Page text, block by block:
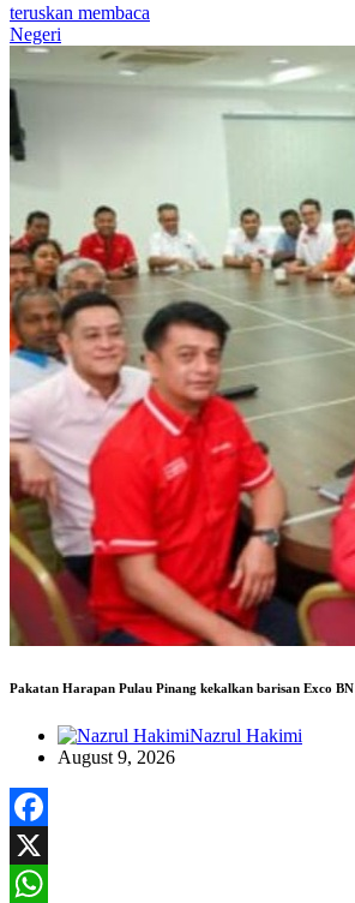
teruskan membaca
Negeri
Pakatan Harapan Pulau Pinang kekalkan barisan Exco BN
Nazrul Hakimi
August 9, 2026
Facebook
X